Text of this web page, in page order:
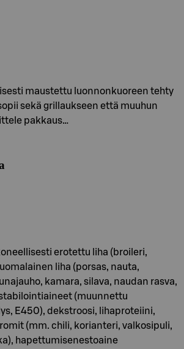
maustettu luonnonkuoreen tehty
sekä grillaukseen että muuhun
pakkaus…
erotettu liha (broileri,
liha (porsas, nauta,
kamara, silava, naudan rasva,
(muunnettu
E450), dekstroosi, lihaproteiini,
(mm. chili, korianteri, valkosipuli,
hapettumisenestoaine